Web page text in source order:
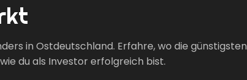
in Ostdeutschland. Erfahre, wo die günstigsten
du als Investor erfolgreich bist.